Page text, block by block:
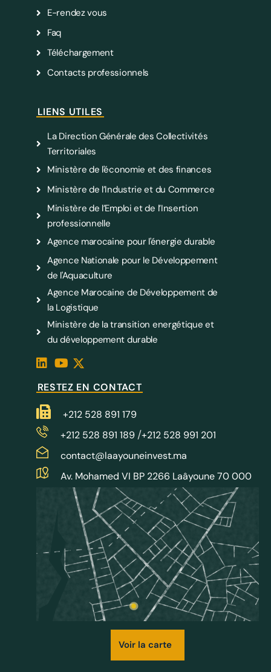
E-rendez vous
Faq
Téléchargement
Contacts professionnels
LIENS UTILES
La Direction Générale des Collectivités
Territoriales
Ministère de l'économie et des finances
Ministère de l’Industrie et du Commerce
Ministère de l’Emploi et de l’Insertion
professionnelle
Agence marocaine pour l'énergie durable
Agence Nationale pour le Développement
de l'Aquaculture
Agence Marocaine de Développement de
la Logistique
Ministère de la transition energétique et
du développement durable
RESTEZ EN CONTACT
+212 528 891 179
+212 528 891 189/+212 528 991 201
contact@laayouneinvest.ma
Av. Mohamed VI BP 2266 Laâyoune 70 000
Voir la carte